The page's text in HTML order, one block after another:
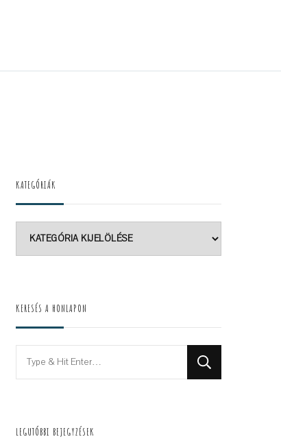
KATEGÓRIÁK
Kategóriák
KERESÉS A HONLAPON
Looking
for
LEGUTÓBBI BEJEGYZÉSEK